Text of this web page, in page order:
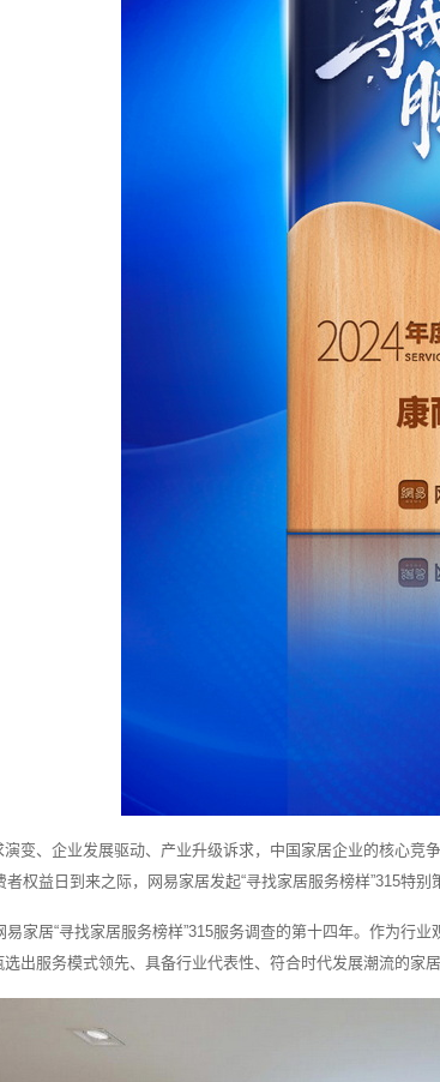
演变、企业发展驱动、产业升级诉求，中国家居企业的核心
者权益日到来之际，网易家居发起“寻找家居服务榜样”315特
易家居“寻找家居服务榜样”315服务调查的第十四年。作为行
出服务模式领先、具备行业代表性、符合时代发展潮流的家